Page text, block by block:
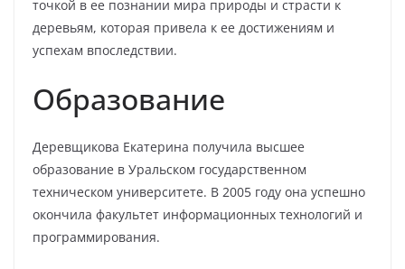
точкой в ее познании мира природы и страсти к
деревьям, которая привела к ее достижениям и
успехам впоследствии.
Образование
Деревщикова Екатерина получила высшее
образование в Уральском государственном
техническом университете. В 2005 году она успешно
окончила факультет информационных технологий и
программирования.